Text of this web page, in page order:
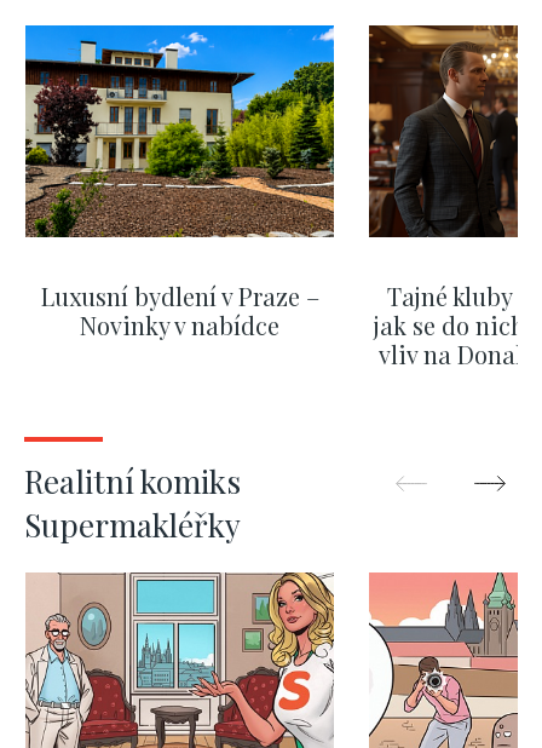
Luxusní bydlení v Praze –
Novinky v nabídce
Tajné kluby
jak se do nich
vliv na
Realitní komiks
Supermakléřky